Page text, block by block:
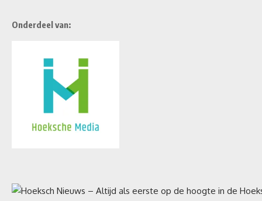
Onderdeel van: